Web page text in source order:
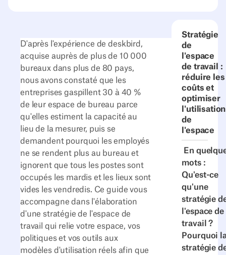
Stratégie
de
l'espace
de travail :
réduire les
coûts et
optimiser
l'utilisation
de
l'espace
En
mots :
Qu'est-ce
qu'une
stratégie
l'espace de
travail ?
Pourquoi
stratégie
D'après l'expérience de deskbird,
acquise auprès de plus de 10 000
bureaux dans plus de 80 pays,
nous avons constaté que les
entreprises gaspillent 30 à 40 %
de leur espace de bureau parce
qu'elles estiment la capacité au
lieu de la mesurer, puis se
demandent pourquoi les employés
ne se rendent plus au bureau et
ignorent que tous les postes sont
occupés les mardis et les lieux sont
vides les vendredis. Ce guide vous
accompagne dans l'élaboration
d'une stratégie de l'espace de
travail qui relie votre espace, vos
politiques et vos outils aux
modèles d'utilisation réels afin que